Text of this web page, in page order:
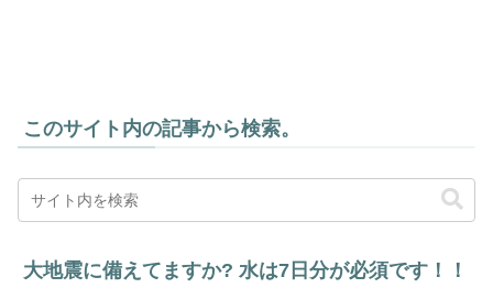
このサイト内の記事から検索。
大地震に備えてますか? 水は7日分が必須です！！